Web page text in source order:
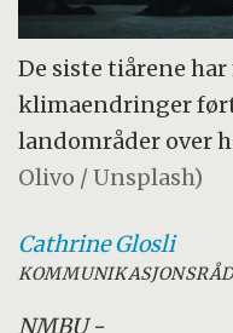
De siste tiårene
klimaendringer
landområder over
Olivo / Unsplash)
Cathrine Glosli
NMBU -